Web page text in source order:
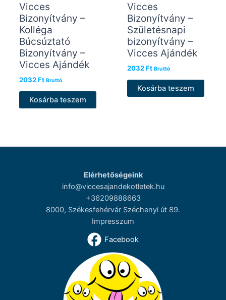
Vicces
Bizonyítvány –
Kolléga
Búcsúztató
Bizonyítvány –
Vicces Ajándék
2032Ft Bruttó
Kosárba teszem
Vicces
Bizonyítvány –
Születésnapi
bizonyítvány –
Vicces Ajándék
2032Ft Bruttó
Kosárba teszem
Elérhetőségeink
info@viccesajandekotletek.hu
+36209888663
8000, Székesfehérvár Széchenyi út 89.
Impresszum
Facebook